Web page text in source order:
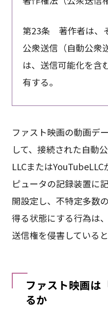
第23条 著作者は、
公衆送信（自動公衆
は、送信可能化を含
有する。
ファスト映画の動画デ
して、接続された自動
LLCまたは
ピュータの記録装置に
開設定し、不特定多数
得る状態にする行為は
送信権を侵害している
ファスト映画は
るか